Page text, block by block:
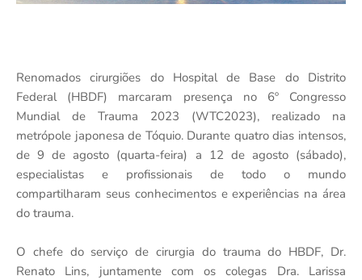
Renomados cirurgiões do Hospital de Base do Distrito
Federal (HBDF) marcaram presença no 6º Congresso
Mundial de Trauma 2023 (WTC2023), realizado na
metrópole japonesa de Tóquio. Durante quatro dias intensos,
de 9 de agosto (quarta-feira) a 12 de agosto (sábado),
especialistas e profissionais de todo o mundo
compartilharam seus conhecimentos e experiências na área
do trauma.
O chefe do serviço de cirurgia do trauma do HBDF, Dr.
Renato Lins, juntamente com os colegas Dra. Larissa